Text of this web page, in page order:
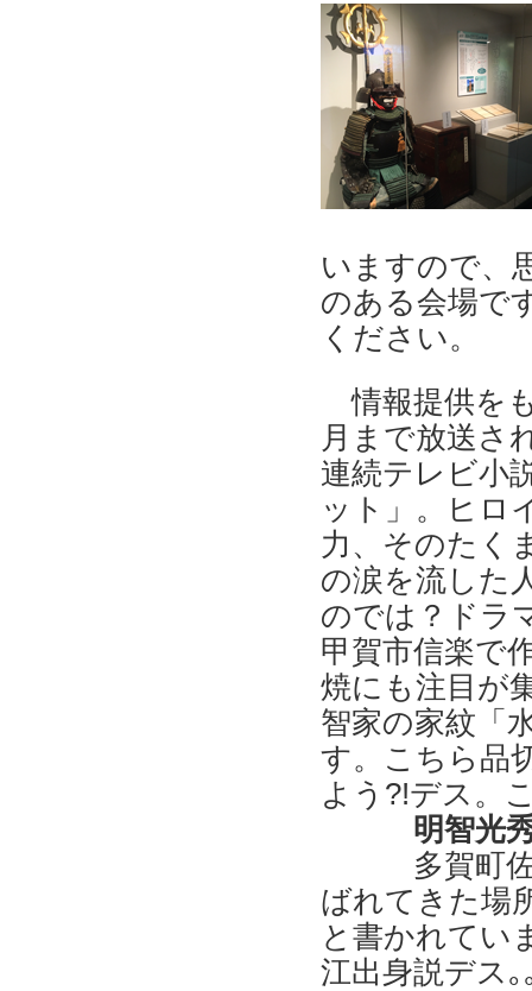
いますので、
のある会場で
ください。
情報提供を
月まで放送さ
連続テレビ小
ット」。ヒロ
力、そのたく
の涙を流した
のでは？ドラ
甲賀市信楽で
焼にも注目が
智家の家紋「
す。こちら品
よう?!デス。
明智光
多賀町
ばれてきた場
と書かれてい
江出身説デス｡